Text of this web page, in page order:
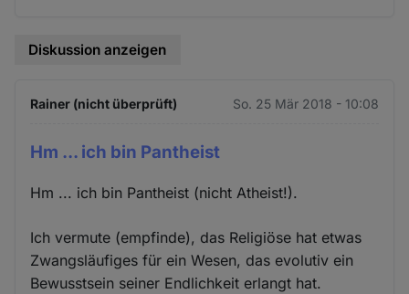
Diskussion anzeigen
Rainer (nicht überprüft) So. 25 Mär 2018 - 10:08
Hm ... ich bin Pantheist
Hm ... ich bin Pantheist (nicht Atheist!).
Ich vermute (empfinde), das Religiöse hat etwas
Zwangsläufiges für ein Wesen, das evolutiv ein
Bewusstsein seiner Endlichkeit erlangt hat.